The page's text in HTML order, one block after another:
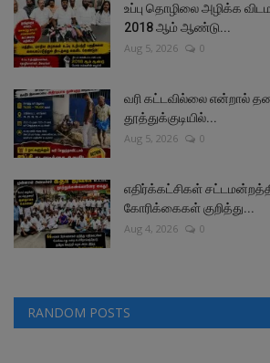
உப்பு தொழிலை அழிக்க
2018 ஆம் ஆண்டு...
Aug 5, 2026 0
வரி கட்டவில்லை என்றால்
தூத்துக்குடியில்...
Aug 5, 2026 0
எதிர்க்கட்சிகள்
கோரிக்கைகள் குறித்து...
Aug 4, 2026 0
RANDOM POSTS